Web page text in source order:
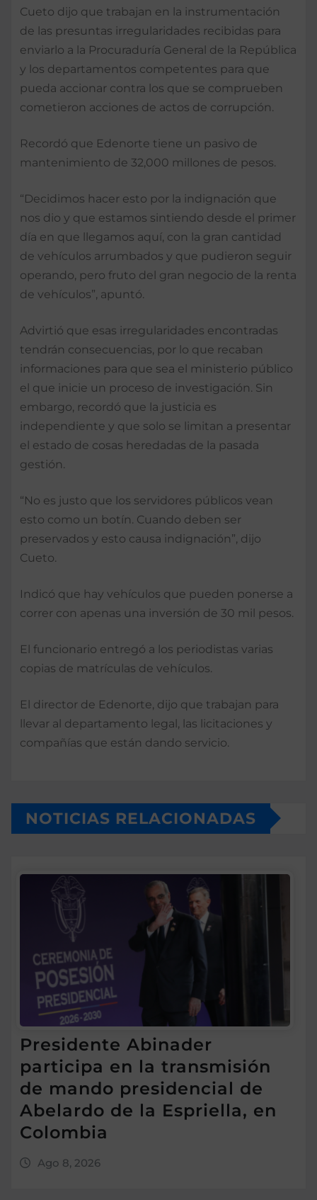
Cueto dijo que trabajan en la instrumentación
de las presuntas irregularidades recibidas para
enviarlo a la Procuraduría General de la República
y los departamentos competentes para que
pueda accionar contra los que se comprueben
cometieron acciones de actos de corrupción.
Recordó que Edenorte tiene un pasivo de
mantenimiento de 32,000 millones de pesos.
“Decidimos hacer esto por la indignación que
nos dio y que estamos sintiendo desde el primer
día en que llegamos aquí, con la gran cantidad
de vehículos arrumbados y que pudieron seguir
operando, pero fruto del gran negocio de la renta
de vehículos”, apuntó.
Advirtió que esas irregularidades encontradas
tendrán consecuencias, por lo que recaban
informaciones para que sea el ministerio público
el que inicie un proceso de investigación. Sin
embargo, recordó que la justicia es
independiente y que solo se limitan a presentar
el estado de cosas heredadas de la pasada
gestión.
“No es justo que los servidores públicos vean
esto como un botín. Cuando deben ser
preservados y esto causa indignación”, dijo
Cueto.
Indicó que hay vehículos que pueden ponerse a
correr con apenas una inversión de 30 mil pesos.
El funcionario entregó a los periodistas varias
copias de matrículas de vehículos.
El director de Edenorte, dijo que trabajan para
llevar al departamento legal, las licitaciones y
compañías que están dando servicio.
NOTICIAS RELACIONADAS
Presidente Abinader
participa en la transmisión
de mando presidencial de
Abelardo de la Espriella, en
Colombia
Ago 8, 2026